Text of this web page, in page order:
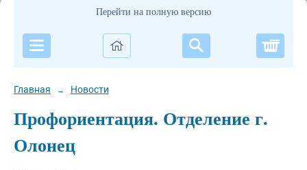
Перейти на полную версию
Главная → Новости
Профориентация. Отделение г.
Олонец